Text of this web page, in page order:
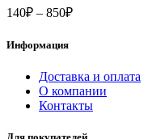
140₽ – 850₽Диапазон
850₽
Информация
Доставка и оплата
О компании
Контакты